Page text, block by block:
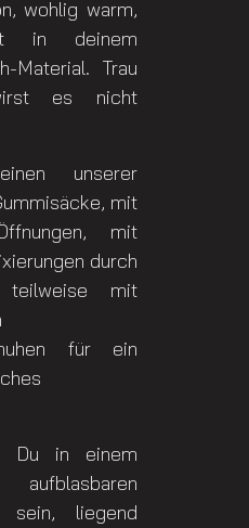
wohlig warm,
in deinem
Material. Trau
es nicht
unserer
mit
mit
durch
teilweise mit
für ein
Du in einem
sein, liegend